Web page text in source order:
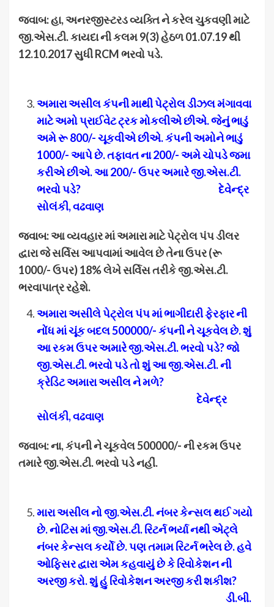
જવાબ: હા, અનરજીસ્ટરડ વ્યક્તિ ને કરેલ ચુકવણી માટે
જી.એસ.ટી. કાયદા ની કલમ 9(3) હેઠળ 01.07.19 થી
12.10.2017 સુધી RCM ભરવો પડે.
અમારા અસીલ કંપની માથી પેટ્રોલ ડીઝલ મંગાવવા
માટે અમો પ્રાઈવેટ ટ્રક મોકલીએ છીએ. જેનું ભાડું
અમે રૂ 800/- ચૂકવીએ છીએ. કંપની અમોને ભાડું
1000/- આપે છે. તફાવત ના 200/- અમે ચોપડે જમા
કરીએ છીએ. આ 200/- ઉપર અમારે જી.એસ.ટી.
ભરવો પડે? દેવેન્દ્ર
સોલંકી, વઢવાણ
જવાબ:આ વ્યવહાર માં અમારા માટે પેટ્રોલ પંપ ડીલર
દ્વારા જે સર્વિસ આપવામાં આવેલ છે તેના ઉપર (રૂ
1000/- ઉપર) 18% લેખે સર્વિસ તરીકે જી.એસ.ટી.
ભરવાપાત્ર રહેશે.
અમારા અસીલે પેટ્રોલ પંપ માં ભાગીદારી ફેરફાર ની
નોંધ માં ચૂંક બદલ 500000/- કંપની ને ચૂકવેલ છે. શું
આ રકમ ઉપર અમારે જી.એસ.ટી. ભરવો પડે? જો
જી.એસ.ટી. ભરવો પડે તો શું આ જી.એસ.ટી. ની
ક્રેડિટ અમારા અસીલ ને મળે?
દેવેન્દ્ર
સોલંકી, વઢવાણ
જવાબ: ના, કંપની ને ચૂકવેલ 500000/- ની રકમ ઉપર
તમારે જી.એસ.ટી. ભરવો પડે નહીં.
મારા અસીલ નો જી.એસ.ટી. નંબર કેન્સલ થઈ ગયો
છે. નોટિસ માં જી.એસ.ટી. રિટર્ન ભર્યા નથી એટ્લે
નંબર કેન્સલ કર્યો છે. પણ તમામ રિટર્ન ભરેલ છે. હવે
ઓફિસર દ્વારા એમ કહવાયું છે કે રિવોકેશન ની
અરજી કરો. શું હું રિવોકેશન અરજી કરી શકીશ?
ડી.બી.